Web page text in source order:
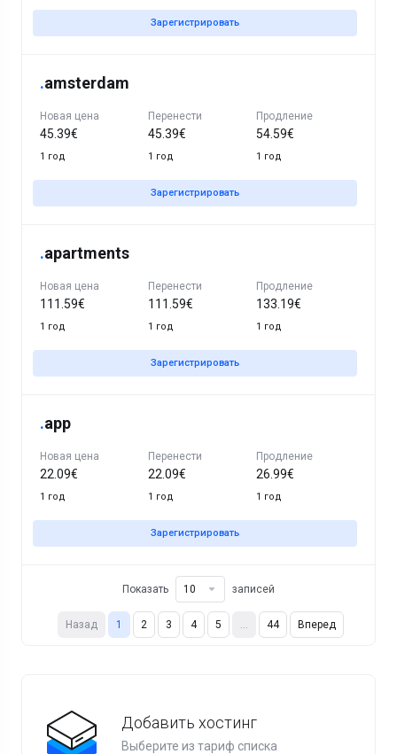
Зарегистрировать
.amsterdam
Новая цена
45.39€
1 год
Перенести
45.39€
1 год
Продление
54.59€
1 год
Зарегистрировать
.apartments
Новая цена
111.59€
1 год
Перенести
111.59€
1 год
Продление
133.19€
1 год
Зарегистрировать
.app
Новая цена
22.09€
1 год
Перенести
22.09€
1 год
Продление
26.99€
1 год
Зарегистрировать
Назад 1 2 3 4 5 … 44 Вперед
Показать записей
Добавить хостинг
Выберите из тариф списка